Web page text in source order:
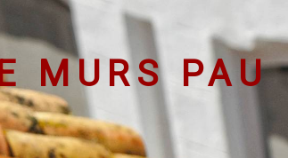
MURS PAU